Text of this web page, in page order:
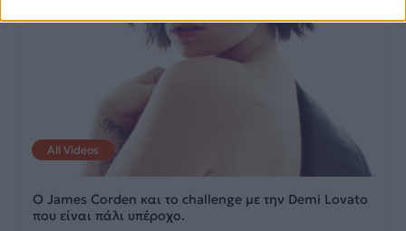
All Videos
Ο James Corden και το challenge με την Demi Lovato
που είναι πάλι υπέροχο.